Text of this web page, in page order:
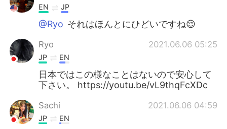
EN JP
@Ryo それはほんとにひどいですね😌
Ryo 2021.06.06 05:25
JP EN
日本ではこの様なことはないので安心して
下さい。 https://youtu.be/vL9thqFcXDc
Sachi 2021.06.06 04:59
JP EN